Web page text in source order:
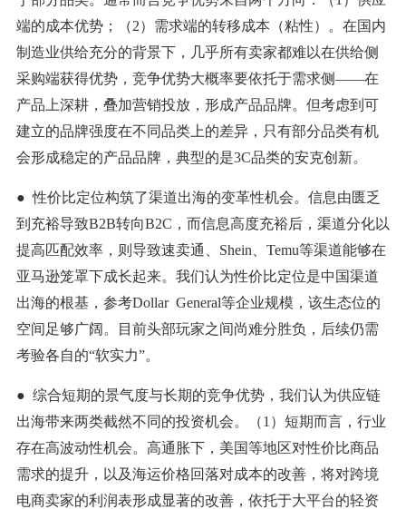
端的成本优势；（2）需求端的转移成本（粘性）。在国内
制造业供给充分的背景下，几乎所有卖家都难以在供给侧
采购端获得优势，竞争优势大概率要依托于需求侧——在
产品上深耕，叠加营销投放，形成产品品牌。但考虑到可
建立的品牌强度在不同品类上的差异，只有部分品类有机
会形成稳定的产品品牌，典型的是3C品类的安克创新。
● 性价比定位构筑了渠道出海的变革性机会。信息由匮乏
到充裕导致B2B转向B2C，而信息高度充裕后，渠道分化以
提高匹配效率，则导致速卖通、Shein、Temu等渠道能够在
亚马逊笼罩下成长起来。我们认为性价比定位是中国渠道
出海的根基，参考Dollar General等企业规模，该生态位的
空间足够广阔。目前头部玩家之间尚难分胜负，后续仍需
考验各自的“软实力”。
● 综合短期的景气度与长期的竞争优势，我们认为供应链
出海带来两类截然不同的投资机会。（1）短期而言，行业
存在高波动性机会。高通胀下，美国等地区对性价比商品
需求的提升，以及海运价格回落对成本的改善，将对跨境
电商卖家的利润表形成显著的改善，依托于大平台的轻资